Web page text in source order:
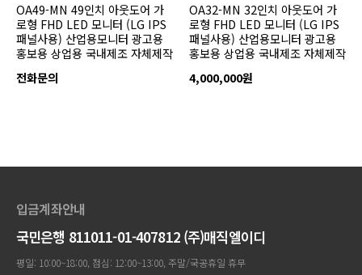
OA49-MN 49인치 아웃도어 가
로형 FHD LED 모니터 (LG IPS
패널사용) 산업용모니터 광고용
홍보용 상업용 국내제조 자체제작
전화문의
OA32-MN 32인치 아웃도어 가
로형 FHD LED 모니터 (LG IPS
패널사용) 산업용모니터 광고용
홍보용 상업용 국내제조 자체제작
4,000,000원
입금계좌안내
국민은행 811011-01-407812 (주)매직엘이디
평일: 10:00~18:00, 점심: 12:00~13:00, 주말/국공휴일 휴무